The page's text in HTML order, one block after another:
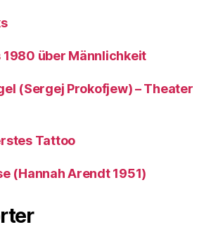
1980 über Männlichkeit
(Sergej Prokofjew) – Theater
Tattoo
(Hannah Arendt 1951)